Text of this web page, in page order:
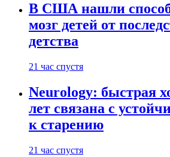
В США нашли
мозг детей от
детства
21 час спустя
Neurology: быстрая
лет связана с
к старению
21 час спустя